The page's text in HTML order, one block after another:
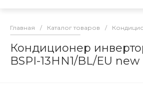
Главная / Каталог товаров /
Кондиционер
BSPI-13HN1/BL/EU new